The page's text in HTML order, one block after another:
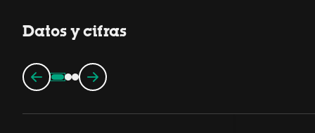
Datos y cifras